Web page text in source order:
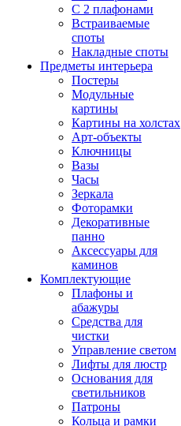
С 2 плафонами
Встраиваемые
споты
Накладные споты
Предметы интерьера
Постеры
Модульные
картины
Картины на холстах
Арт-объекты
Ключницы
Вазы
Часы
Зеркала
Фоторамки
Декоративные
панно
Аксессуары для
каминов
Комплектующие
Плафоны и
абажуры
Средства для
чистки
Управление светом
Лифты для люстр
Основания для
светильников
Патроны
Кольца и рамки